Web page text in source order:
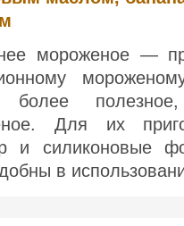
мороженое —
более
Для их
и силиконовые
в